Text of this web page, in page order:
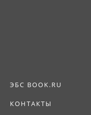
ЭБС BOOK.RU
КОНТАКТЫ